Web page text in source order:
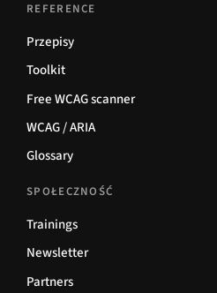
REFERENCE
Przepisy
Toolkit
Free WCAG scanner
WCAG / ARIA
Glossary
SPOŁECZNOŚĆ
Trainings
Newsletter
Partners